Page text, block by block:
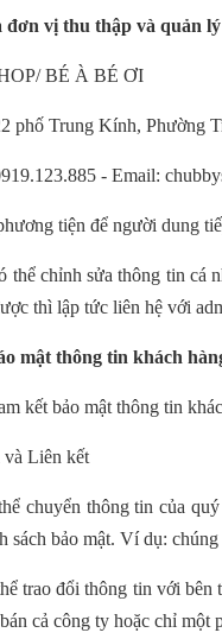
đơn vị thu thập và quản
BÉ À BÉ ƠI
phố Trung Kính, Phường
123.885 - Email:
tiện để người dung
thể chỉnh sửa thông tin cá
thì lập tức liên hệ với
mật thông tin khách
kết bảo mật thông tin
Liên kết
chuyển thông tin của
sách bảo mật. Ví dụ:
trao đổi thông tin với bên
cả công ty hoặc chỉ một